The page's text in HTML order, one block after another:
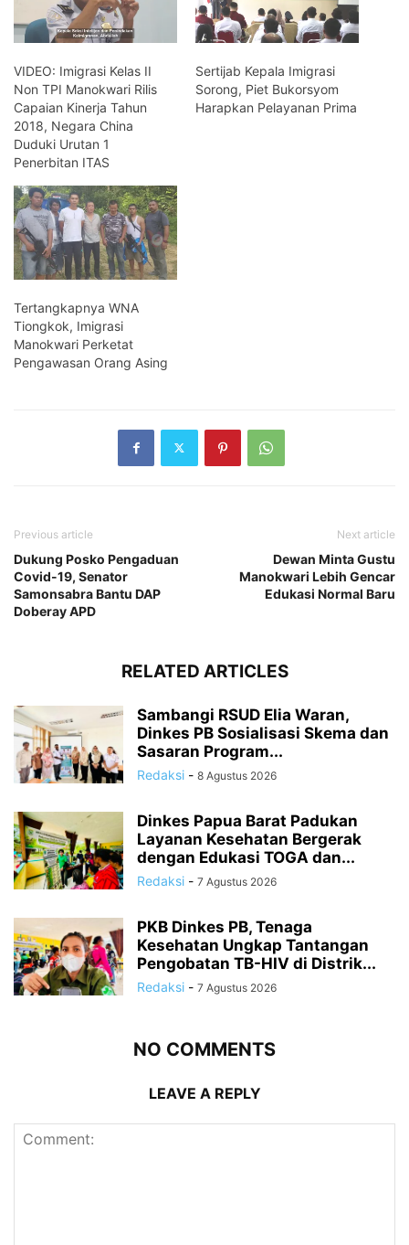
VIDEO: Imigrasi Kelas II
Non TPI Manokwari Rilis
Capaian Kinerja Tahun
2018, Negara China
Duduki Urutan 1
Penerbitan ITAS
Sertijab Kepala Imigrasi
Sorong, Piet Bukorsyom
Harapkan Pelayanan Prima
Tertangkapnya WNA
Tiongkok, Imigrasi
Manokwari Perketat
Pengawasan Orang Asing
Previous article
Dukung Posko Pengaduan
Covid-19, Senator
Samonsabra Bantu DAP
Doberay APD
Next article
Dewan Minta Gustu
Manokwari Lebih Gencar
Edukasi Normal Baru
RELATED ARTICLES
Sambangi RSUD Elia Waran,
Dinkes PB Sosialisasi Skema dan
Sasaran Program...
Redaksi - 8 Agustus 2026
Dinkes Papua Barat Padukan
Layanan Kesehatan Bergerak
dengan Edukasi TOGA dan...
Redaksi - 7 Agustus 2026
PKB Dinkes PB, Tenaga
Kesehatan Ungkap Tantangan
Pengobatan TB-HIV di Distrik...
Redaksi - 7 Agustus 2026
NO COMMENTS
LEAVE A REPLY